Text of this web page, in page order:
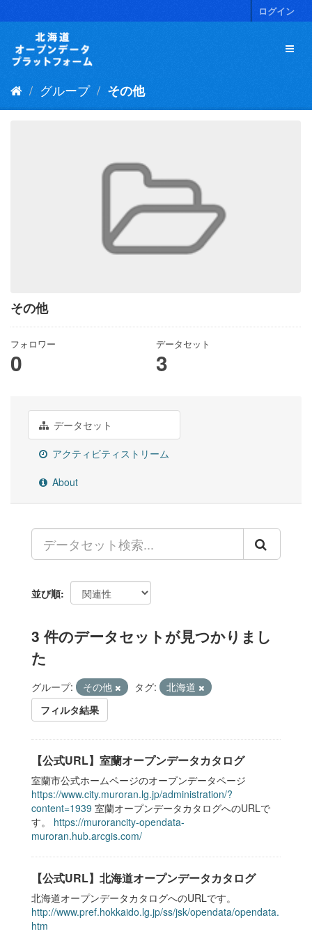
キ
ログイン
グループ その他
その他
フォロワー
0
データセット
3
データセット
アクティビティストリーム
About
並び順
3 件のデータセットが見つかりまし
た
グループ: その他 タグ:
北海道
フィルタ結果
【公式URL】室蘭オープンデータカタログ
室蘭市公式ホームページのオープンデータページ
https://www.city.muroran.lg.jp/administration/?
content=1939 室蘭オープンデータカタログへのURLで
す。 https://murorancity-opendata-
muroran.hub.arcgis.com/
【公式URL】北海道オープンデータカタログ
北海道オープンデータカタログへのURLです。
http://www.pref.hokkaido.lg.jp/ss/jsk/opendata/opendata.
htm